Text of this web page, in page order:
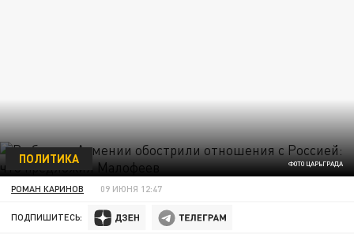
ФОТО ЦАРЬГРАДА
ПОЛИТИКА
РОМАН КАРИНОВ 09 ИЮНЯ 12:47
ПОДПИШИТЕСЬ: